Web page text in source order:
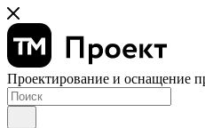
Проектирование и оснащение